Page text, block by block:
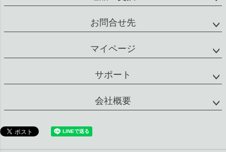
マイページ
サポート
会社概要
特定商取引法に基づく表示